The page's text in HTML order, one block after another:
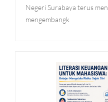
Negeri Surabaya terus
mengembangk